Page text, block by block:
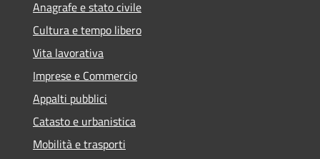
Anagrafe e stato civile
Cultura e tempo libero
Vita lavorativa
Imprese e Commercio
Appalti pubblici
Catasto e urbanistica
Mobilità e trasporti